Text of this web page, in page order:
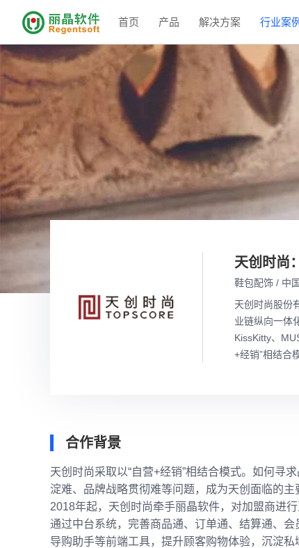
首页 产品 解决方案 行业案例
天创时尚
鞋包配饰 / 中
天创时尚股份
业链纵向一体
KissKitty、
+经销”相结合
合作背景
天创时尚采取以“自营+经销”相结合模式。如何寻
淀难、品牌战略贯彻难等问题，成为天创面临的主
2018年起，天创时尚牵手丽晶软件，对加盟商进
通过中台系统，完善商品通、订单通、结算通、
导购助手等前端工具，提升顾客购物体验，沉淀私